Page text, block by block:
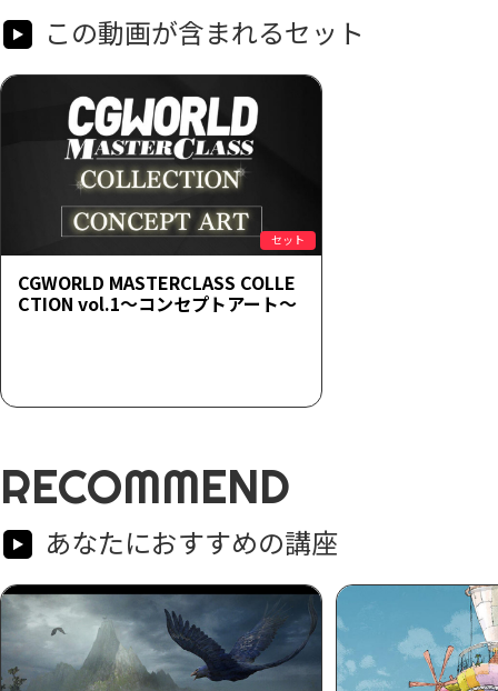
この動画が含まれるセット
セット
CGWORLD MASTERCLASS COLLE
CTION vol.1～コンセプトアート～
RECOMMEND
あなたにおすすめの講座